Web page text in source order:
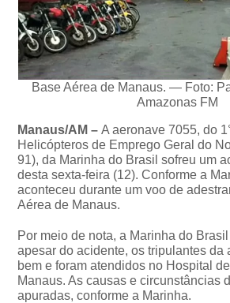
Base Aérea de Manaus. — Foto:
Amazonas FM
Manaus/AM –A aeronave 7055, do
Helicópteros de Emprego Geral do
91), da Marinha do Brasil sofreu um
desta sexta-feira (12). Conforme a
aconteceu durante um voo de
Aérea de Manaus.
Por meio de nota, a Marinha do
apesar do acidente, os tripulantes da
bem e foram atendidos no Hospital
Manaus. As causas e circunstâncias
apuradas, conforme a Marinha.